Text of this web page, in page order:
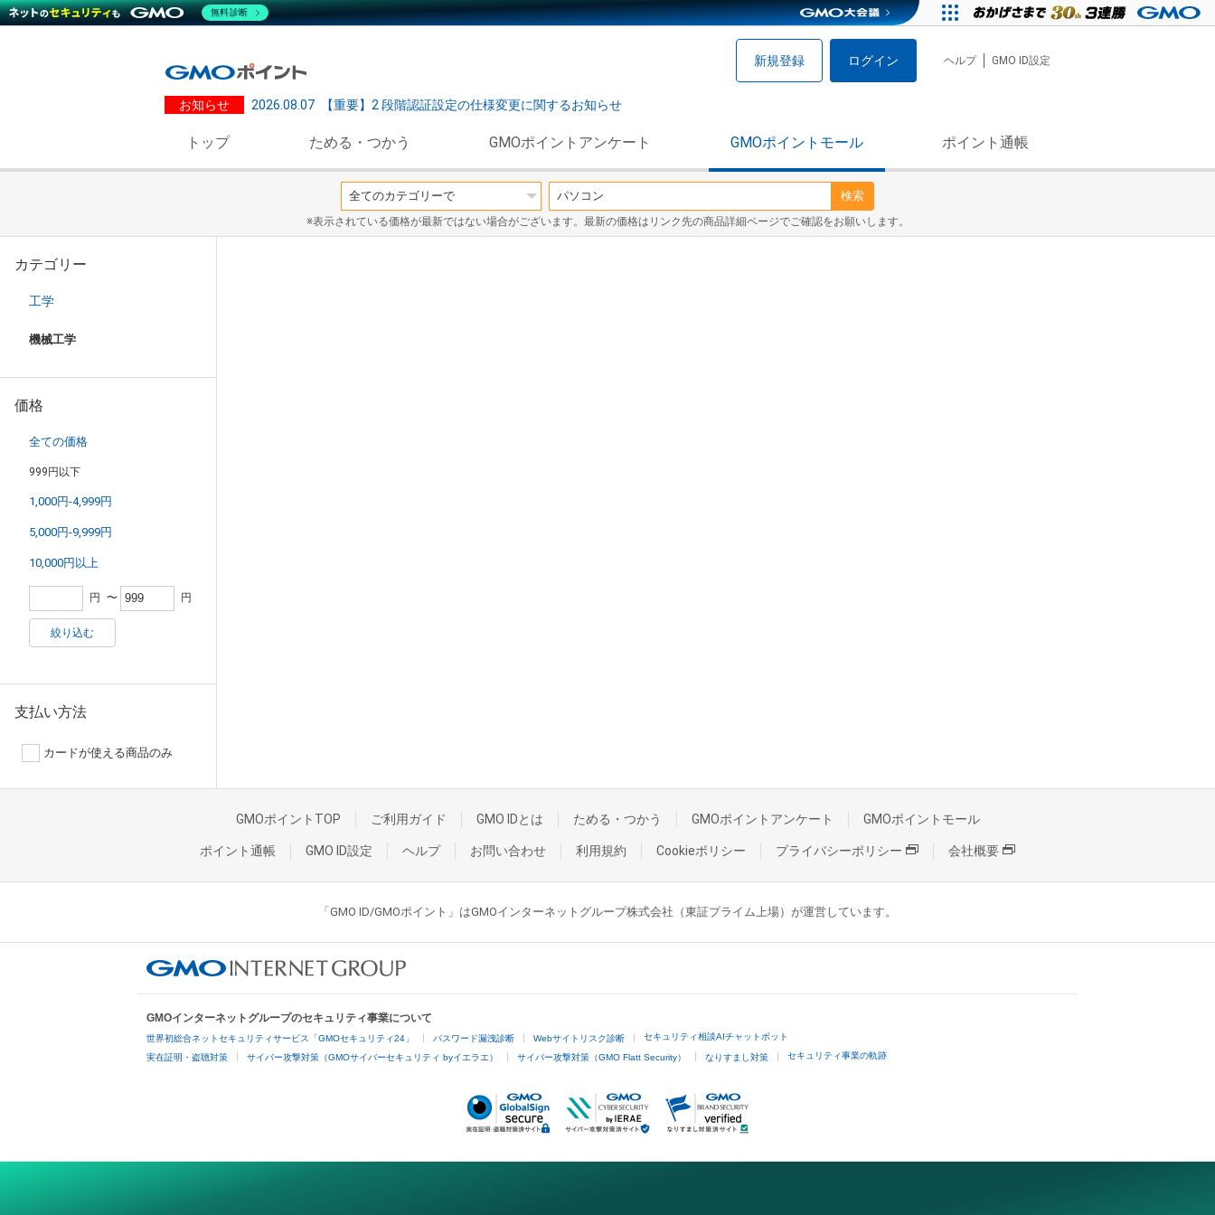
新規登録 ログイン ヘルプ GMO ID設定
お知らせ 2026.08.07 【重要】2 段階認証設定の仕様変更に関するお知らせ
トップ ためる・つかう GMOポイントアンケート GMOポイントモール ポイント通帳
検索
※表示されている価格が最新ではない場合がございます。最新の価格はリンク先の商品詳細ページでご確認をお願いします。
カテゴリー
工学
機械工学
価格
全ての価格
999円以下
1,000円-4,999円
5,000円-9,999円
10,000円以上
円 〜 円
絞り込む
支払い方法
カードが使える商品のみ
GMOポイントTOP ご利用ガイド GMO IDとは ためる・つかう GMOポイントアンケート GMOポイントモール
ポイント通帳 GMO ID設定 ヘルプ お問い合わせ 利用規約 Cookieポリシー プライバシーポリシー 会社概要
「GMO ID/GMOポイント」はGMOインターネットグループ株式会社（東証プライム上場）が運営しています。
GMOインターネットグループのセキュリティ事業について
世界初総合ネットセキュリティサービス「GMOセキュリティ24」 パスワード漏洩診断 Webサイトリスク診断 セキュリティ相談AIチャットボット
実在証明・盗聴対策 サイバー攻撃対策（GMOサイバーセキュリティ byイエラエ） サイバー攻撃対策（GMO Flatt Security） なりすまし対策 セキュリティ事業の軌跡
無料診断